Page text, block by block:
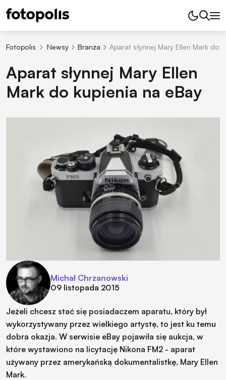
Fotopolis Newsy Branża Aparat słynnej Mary Ellen Mark do
Aparat słynnej Mary Ellen
Mark do kupienia na eBay
Michał Chrzanowski
09 listopada 2015
Jeżeli chcesz stać się posiadaczem aparatu, który był
wykorzystywany przez wielkiego artystę, to jest ku temu
dobra okazja. W serwisie eBay pojawiła się aukcja, w
które wystawiono na licytację Nikona FM2 - aparat
używany przez amerykańską dokumentalistkę, Mary Ellen
Mark.